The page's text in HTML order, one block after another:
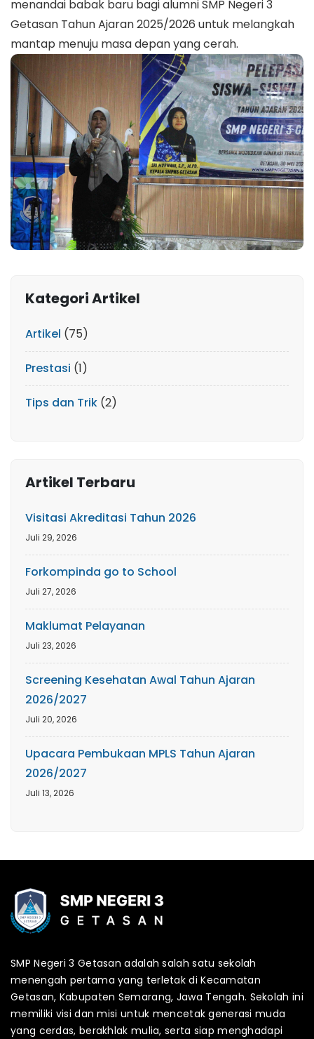
menandai babak baru bagi alumni SMP Negeri 3
Getasan Tahun Ajaran 2025/2026 untuk melangkah
mantap menuju masa depan yang cerah.
Kategori Artikel
Artikel (75)
Prestasi (1)
Tips dan Trik (2)
Artikel Terbaru
Visitasi Akreditasi Tahun 2026
Juli 29, 2026
Forkompinda go to School
Juli 27, 2026
Maklumat Pelayanan
Juli 23, 2026
Screening Kesehatan Awal Tahun Ajaran
2026/2027
Juli 20, 2026
Upacara Pembukaan MPLS Tahun Ajaran
2026/2027
Juli 13, 2026
SMP Negeri 3 Getasan adalah salah satu sekolah
menengah pertama yang terletak di Kecamatan
Getasan, Kabupaten Semarang, Jawa Tengah. Sekolah ini
memiliki visi dan misi untuk mencetak generasi muda
yang cerdas, berakhlak mulia, serta siap menghadapi